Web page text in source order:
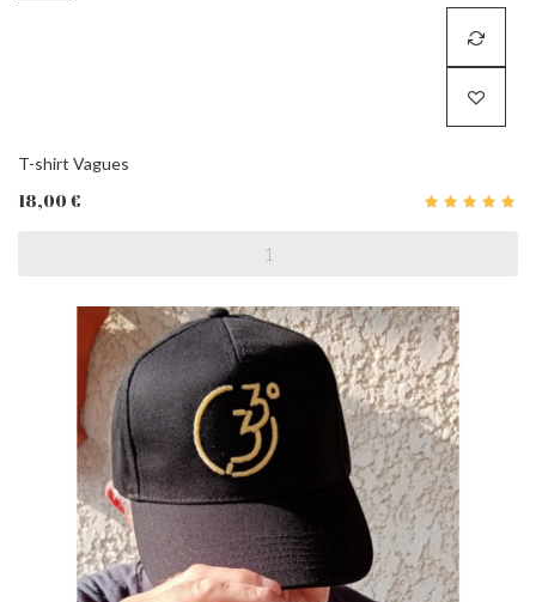
T-shirt Vagues
18,00 €